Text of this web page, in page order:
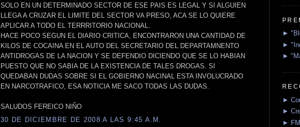
SOLO EN UN DETERMINADO SECTOR DE ESE PAIS ES LEGAL Y SI ALGUIEN
LLEGA A CRUZAR EL LIMITE DEL SECTOR VA PRESO, ACA SE LO QUIERE
APLICAR A TODO EL TERRRITORIO NACIONAL.
HACE POCO SEGUN EL DIARIO CRITICA, ENCONTRARON UNA CANTIDAD DE
KILOS DE COCAINA EN EL AUTO DEL SECRETARIO DEL DEPARTAMNENTO
ANTIDROGAS DE LA NACION Y SE DEFENDIO DICIENDO QUE SE LO HABIAN
PUESTO QUE NO SABIA DE LA EXISTENCIA DE TALES DROGAS. SI
QUEDABAN DUDAS SOBRE SI EL GOBIERNO NACINAL ESTA INVOLUCRADO
EN NARCOTRAFICO, ESA NOTICIA ME SACO TODAS LAS DUDAS.
SALUDOS FEREICO NIÑO
30 DE DICIEMBRE DE 2008 A LAS 9:45 A.M.
►
►
►
►
►
►